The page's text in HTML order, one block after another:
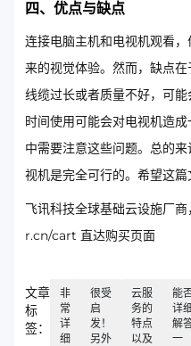
四、优点与缺点
连接电脑主机和电视机观看
来的视觉体验。然而，缺点
线缆过长或者质量不好，可
时间使用可能会对电视机造
中需要注意这些问题。总的
视机是完全可行的。希望这篇
飞讯科技全球基础云设施厂
r.cn/cart 直达购买页面
文章
标
签：
非
常
详
细
很受
启
发！
另外
云服
务的
特点
以及
能
详
解
一